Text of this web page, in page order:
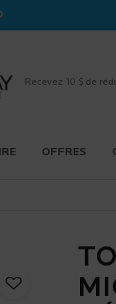
Recevez 10 $ de
OFFRES